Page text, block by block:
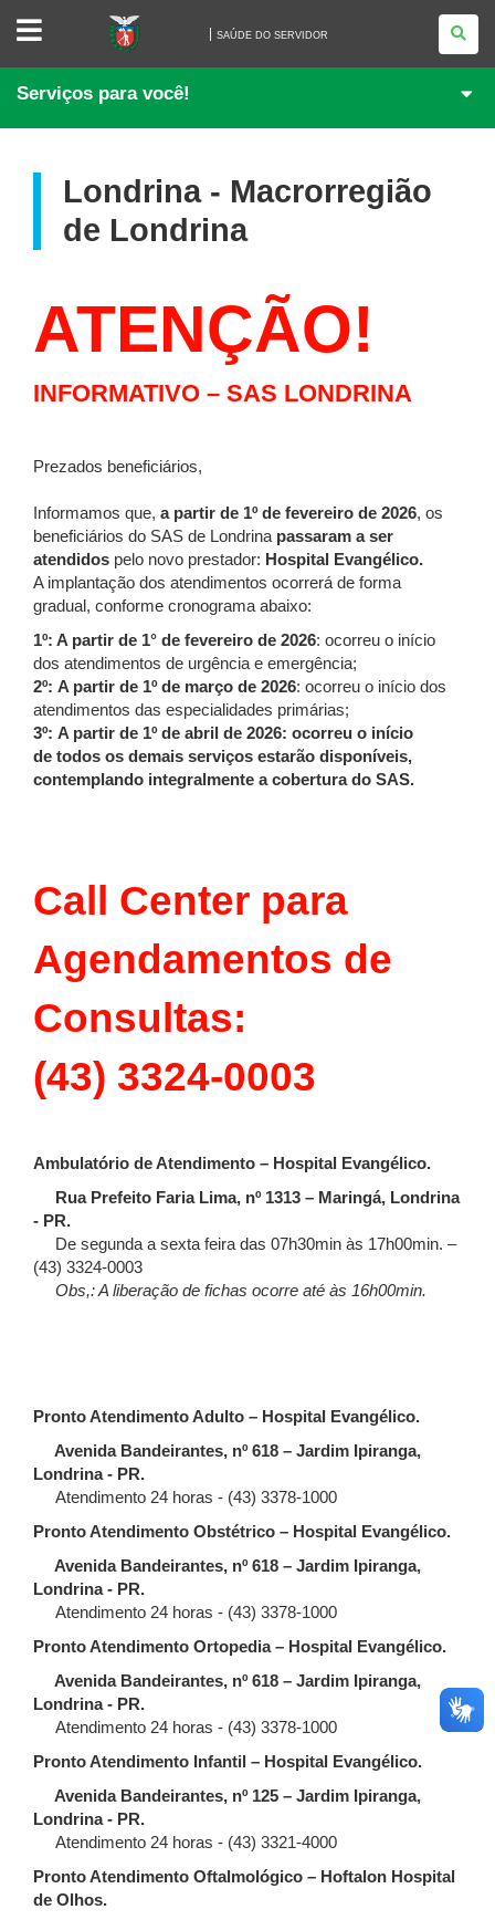
SERVIDOR
SAÚDE DO SERVIDOR
Serviços para você!
Londrina - Macrorregião
de Londrina
ATENÇÃO!
INFORMATIVO – SAS LONDRINA
Prezados beneficiários,
Informamos que, a partir de 1º de fevereiro de 2026, os
beneficiários do SAS de Londrina passaram a ser
atendidos pelo novo prestador: Hospital Evangélico.
A implantação dos atendimentos ocorrerá de forma
gradual, conforme cronograma abaixo:
1º: A partir de 1° de fevereiro de 2026: ocorreu o início
dos atendimentos de urgência e emergência;
2º: A partir de 1º de março de 2026: ocorreu o início dos
atendimentos das especialidades primárias;
3º: A partir de 1º de abril de 2026: ocorreu o início
de todos os demais serviços estarão disponíveis,
contemplando integralmente a cobertura do SAS.
Call Center para
Agendamentos de
Consultas:
(43) 3324-0003
Ambulatório de Atendimento – Hospital Evangélico.
Rua Prefeito Faria Lima, nº 1313 – Maringá, Londrina
- PR.
De segunda a sexta feira das 07h30min às 17h00min. –
(43) 3324-0003
Obs,: A liberação de fichas ocorre até às 16h00min.
Pronto Atendimento Adulto – Hospital Evangélico.
Avenida Bandeirantes, nº 618 – Jardim Ipiranga,
Londrina - PR.
Atendimento 24 horas - (43) 3378-1000
Pronto Atendimento Obstétrico – Hospital Evangélico.
Avenida Bandeirantes, nº 618 – Jardim Ipiranga,
Londrina - PR.
Atendimento 24 horas - (43) 3378-1000
Pronto Atendimento Ortopedia – Hospital Evangélico.
Avenida Bandeirantes, nº 618 – Jardim Ipiranga,
Londrina - PR.
Atendimento 24 horas - (43) 3378-1000
Pronto Atendimento Infantil – Hospital Evangélico.
Avenida Bandeirantes, nº 125 – Jardim Ipiranga,
Londrina - PR.
Atendimento 24 horas - (43) 3321-4000
Pronto Atendimento Oftalmológico – Hoftalon Hospital
de Olhos.